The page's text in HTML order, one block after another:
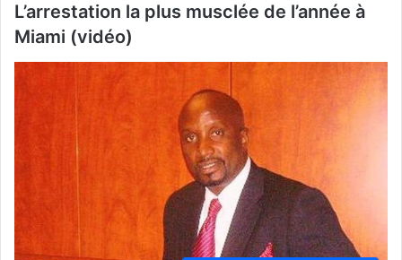
L’arrestation la plus musclée de l’année à
Miami (vidéo)